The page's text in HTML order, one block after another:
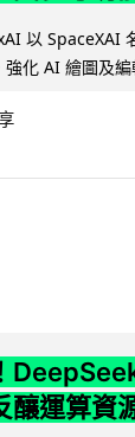
以 SpaceXAI
化 AI 繪圖及編
釀運算資